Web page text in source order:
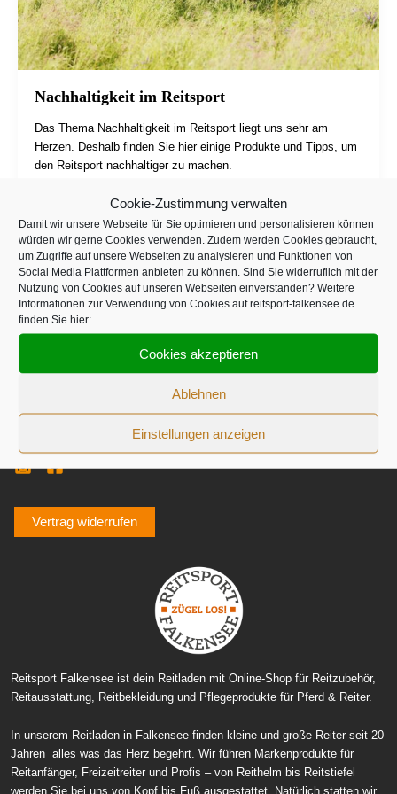
Cookie-Zustimmung verwalten
Damit wir unsere Webseite für Sie optimieren und personalisieren können
würden wir gerne Cookies verwenden. Zudem werden Cookies gebraucht,
um Zugriffe auf unsere Webseiten zu analysieren und Funktionen von
Social Media Plattformen anbieten zu können. Sind Sie widerruflich mit der
Nutzung von Cookies auf unseren Webseiten einverstanden? Weitere
Informationen zur Verwendung von Cookies auf reitsport-falkensee.de
finden Sie hier:
Cookies akzeptieren
Ablehnen
Einstellungen anzeigen
Nachhaltigkeit im Reitsport
Das Thema Nachhaltigkeit im Reitsport liegt uns sehr am
Herzen. Deshalb finden Sie hier einige Produkte und Tipps, um
den Reitsport nachhaltiger zu machen.
Infos
Kontakt
Zahlung und Versand
Vertrag widerrufen
Reitsport Falkensee ist dein Reitladen mit Online-Shop für Reitzubehör,
Reitausstattung, Reitbekleidung und Pflegeprodukte für Pferd & Reiter.
In unserem Reitladen in Falkensee finden kleine und große Reiter seit 20
Jahren alles was das Herz begehrt. Wir führen Markenprodukte für
Reitanfänger, Freizeitreiter und Profis – von Reithelm bis Reitstiefel
werden Sie bei uns von Kopf bis Fuß ausgestattet. Natürlich statten wir